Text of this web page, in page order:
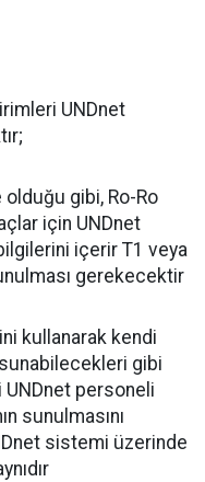
UNDnet
olduğu gibi, Ro-Ro
için UNDnet
içerir T1 veya
gerekecektir
kullanarak kendi
gibi
UNDnet personeli
sunulmasını
sistemi üzerinde